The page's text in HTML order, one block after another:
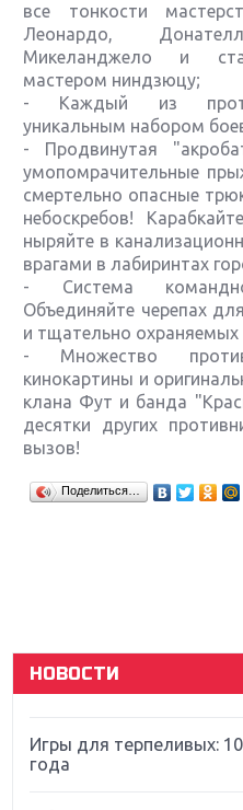
все тонкости
Леонардо,
Микеланджело и
мастером ниндзюцу;
- Каждый из
уникальным набором
- Продвинутая
умопомрачительные
смертельно опасные
небоскребов!
ныряйте в
врагами в лабиринтах
- Система
Объединяйте черепах
и тщательно охраняемых
- Множество
кинокартины и
клана Фут и банда
десятки других
вызов!
Поделиться…
НОВОСТИ
Крупнейшие релизы мая:
Sony
Far Cry 5: хвалить нельзя
Игры для терпеливых:
года